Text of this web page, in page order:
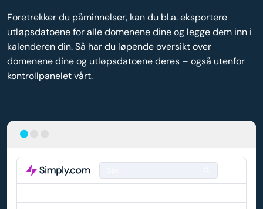
Foretrekker du påminnelser, kan du bl.a. eksportere
utløpsdatoene for alle domenene dine og legge dem inn i
kalenderen din. Så har du løpende oversikt over
domenene dine og utløpsdatoene deres – også utenfor
kontrollpanelet vårt.